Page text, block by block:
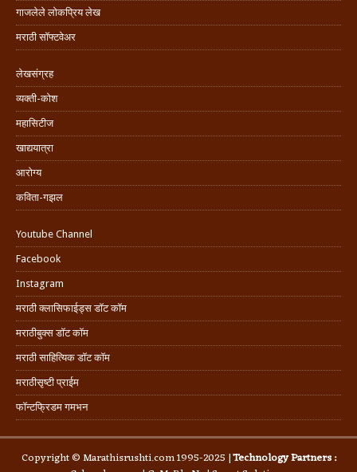
गाजलेले लोकप्रिय लेख
मराठी सॉफ्टवेअर
लेखसंग्रह
व्यक्ती-कोश
महासिटीज
खाद्ययात्रा
आरोग्य
कविता-गझल
Youtube Channel
Facebook
Instagram
मराठी क्लासिफाईड्स डॉट कॉम
मराठीबुक्स डॉट कॉम
मराठी साहित्यिक डॉट कॉम
मराठीसृष्टी प्राईम
फॉन्टफ्रिडम गमभन
Copyright © Marathisrushti.com 1995-2025 |Technology Partners :